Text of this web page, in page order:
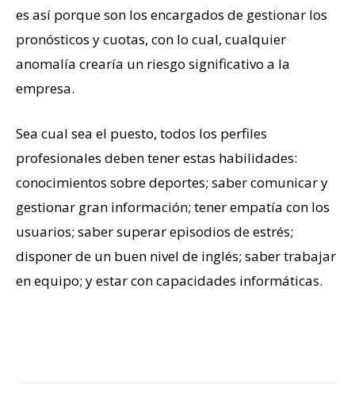
es así porque son los encargados de gestionar los
pronósticos y cuotas, con lo cual, cualquier
anomalía crearía un riesgo significativo a la
empresa.
Sea cual sea el puesto, todos los perfiles
profesionales deben tener estas habilidades:
conocimientos sobre deportes; saber comunicar y
gestionar gran información; tener empatía con los
usuarios; saber superar episodios de estrés;
disponer de un buen nivel de inglés; saber trabajar
en equipo; y estar con capacidades informáticas.